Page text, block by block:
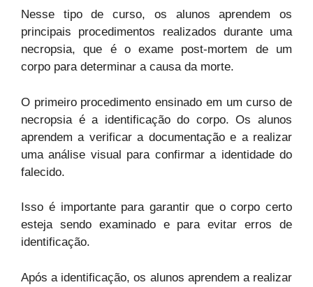
Nesse tipo de curso, os alunos aprendem os
principais procedimentos realizados durante uma
necropsia, que é o exame post-mortem de um
corpo para determinar a causa da morte.
O primeiro procedimento ensinado em um curso de
necropsia é a identificação do corpo. Os alunos
aprendem a verificar a documentação e a realizar
uma análise visual para confirmar a identidade do
falecido.
Isso é importante para garantir que o corpo certo
esteja sendo examinado e para evitar erros de
identificação.
Após a identificação, os alunos aprendem a realizar